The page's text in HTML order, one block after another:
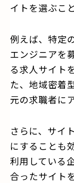
イトを選ぶこ
例えば、特定
エンジニアを
る求人サイト
た、地域密着
元の求職者に
さらに、サイ
にすることも
利用している
合ったサイト